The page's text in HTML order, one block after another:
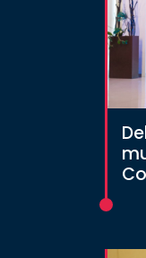
Internacionalización
Responsabilidad